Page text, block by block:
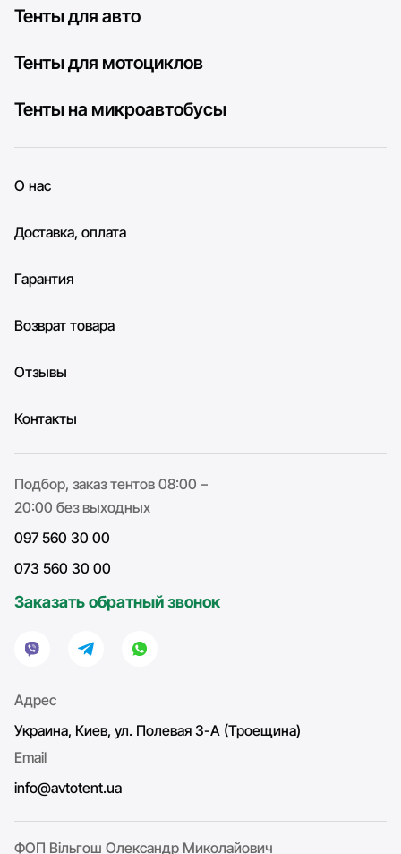
Тенты для авто
Тенты для мотоциклов
Тенты на микроавтобусы
О нас
Доставка, оплата
Гарантия
Возврат товара
Отзывы
Контакты
Подбор, заказ тентов 08:00 –
20:00 без выходных
097 560 30 00
073 560 30 00
Заказать обратный звонок
Адрес
Украина, Киев, ул. Полевая 3-А (Троещина)
Email
info@avtotent.ua
ФОП Вільгош Олександр Миколайович